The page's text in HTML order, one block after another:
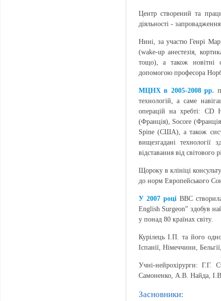
Центр створений та
діяльності -
Нині, за участю Генрі
(wake-up анестезія,
тощо), а також новітні
допомогою професора
МЦНХ в 2005-2008 рр.
технологій, а саме
операцій на хребті:
(Франція), Socore
Spine (США), а також
вищезгадані технології
відставання від
Щороку в клініці
до норм Европейського
У 2007 роціBBC
English Surgeon” здобув
у понад 80 країнах світу.
Курілець І.П. та його
Іспанії, Німеччини,
Учні-нейрохірурги:
Самоненко, А.В. Найда,
Засновники: